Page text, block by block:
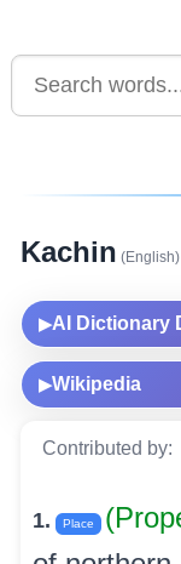
Kachin (English)
▶AI Dictionary
▶Wikipedia
Contributed by:
1. Place